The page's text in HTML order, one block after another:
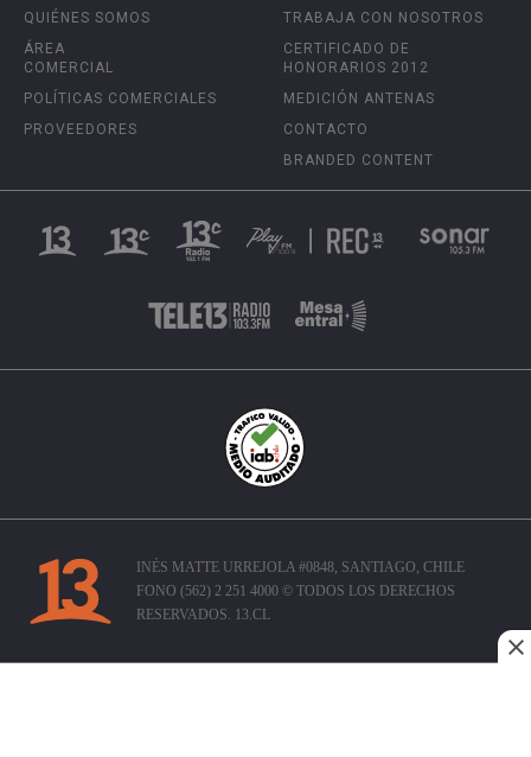
QUIÉNES SOMOS
ÁREA
COMERCIAL
POLÍTICAS COMERCIALES
PROVEEDORES
TRABAJA CON NOSOTROS
CERTIFICADO DE
HONORARIOS 2012
MEDICIÓN ANTENAS
CONTACTO
BRANDED CONTENT
INÉS MATTE URREJOLA #0848, SANTIAGO, CHILE
FONO (562) 2 251 4000 © TODOS LOS DERECHOS
RESERVADOS. 13.CL